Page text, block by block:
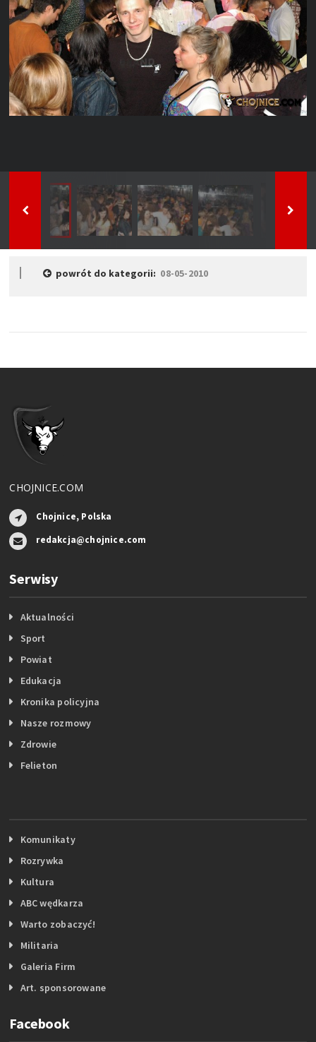
powrót do kategorii: 08-05-2010
CHOJNICE.COM
Chojnice, Polska
redakcja@chojnice.com
Serwisy
Aktualności
Sport
Powiat
Edukacja
Kronika policyjna
Nasze rozmowy
Zdrowie
Felieton
Komunikaty
Rozrywka
Kultura
ABC wędkarza
Warto zobaczyć!
Militaria
Galeria Firm
Art. sponsorowane
Facebook